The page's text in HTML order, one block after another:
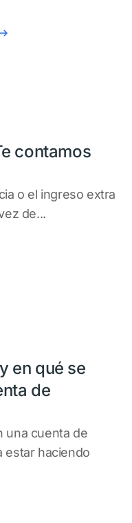
contamos
o el ingreso extra
de...
en qué se
de
una cuenta de
estar haciendo